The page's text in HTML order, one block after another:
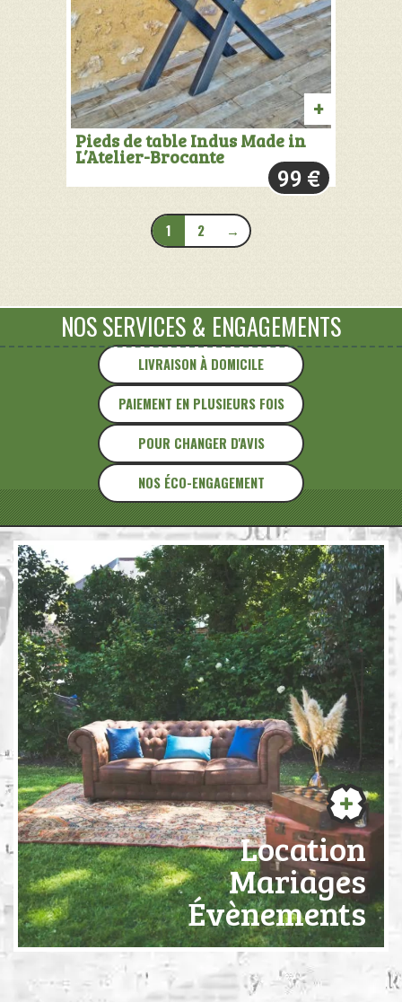
+
Pieds de table Indus Made in
L’Atelier-Brocante
99 €
1 2 →
LIVRAISON À DOMICILE
PAIEMENT EN PLUSIEURS FOIS
NOS SERVICES & ENGAGEMENTS
POUR CHANGER D'AVIS
NOS ÉCO-ENGAGEMENT
Location
Mariages
Évènements